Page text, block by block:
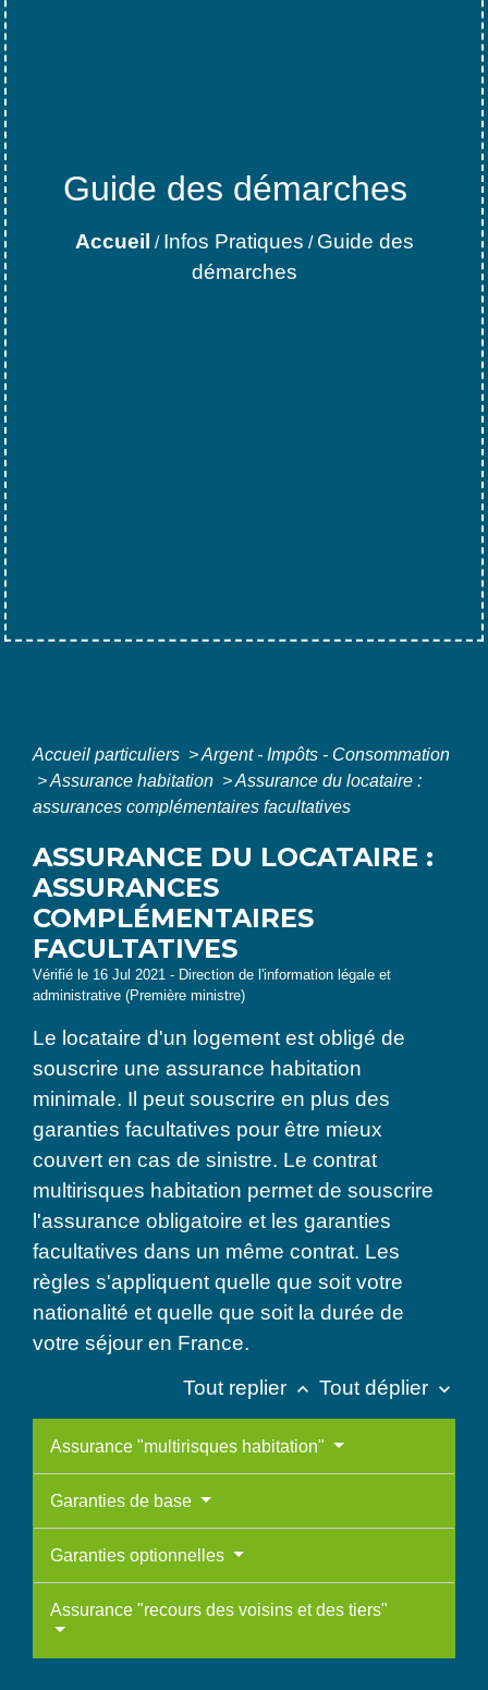
Guide des démarches
Accueil / Infos Pratiques / Guide des
démarches
Accueil particuliers >Argent - Impôts - Consommation
>Assurance habitation >Assurance du locataire :
assurances complémentaires facultatives
ASSURANCE DU LOCATAIRE :
ASSURANCES
COMPLÉMENTAIRES
FACULTATIVES
Vérifié le 16 Jul 2021 - Direction de l'information légale et
administrative (Première ministre)
Le locataire d'un logement est obligé de
souscrire une assurance habitation
minimale. Il peut souscrire en plus des
garanties facultatives pour être mieux
couvert en cas de sinistre. Le contrat
multirisques habitation permet de souscrire
l'assurance obligatoire et les garanties
facultatives dans un même contrat. Les
règles s'appliquent quelle que soit votre
nationalité et quelle que soit la durée de
votre séjour en France.
Tout replier keyboard_arrow_up Tout déplier keyboard_arrow_down
Assurance "multirisques habitation"
Garanties de base
Garanties optionnelles
Assurance "recours des voisins et des tiers"